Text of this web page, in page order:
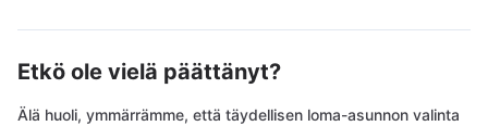
Etkö ole vielä päättänyt?
Älä huoli, ymmärrämme, että täydellisen loma-asunnon valinta